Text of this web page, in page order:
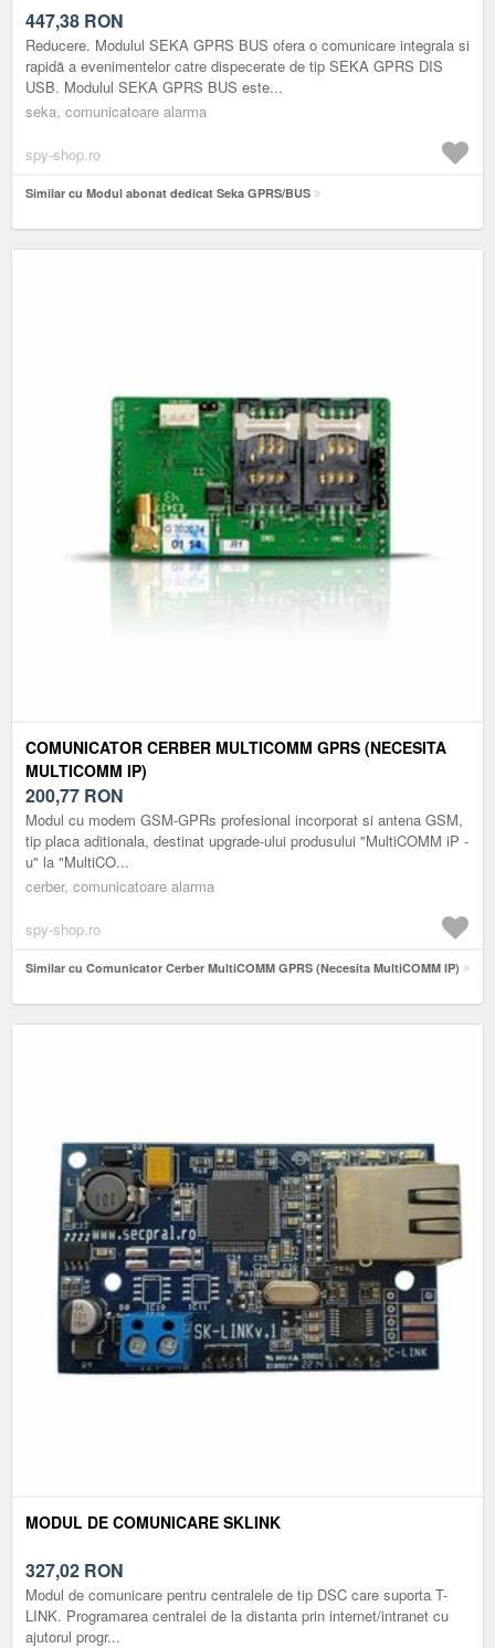
447,38 RON
Reducere. Modulul SEKA GPRS BUS ofera o comunicare integrala si
rapidă a evenimentelor catre dispecerate de tip SEKA GPRS DIS
USB. Modulul SEKA GPRS BUS este...
seka, comunicatoare alarma
spy-shop.ro
Similar cu Modul abonat dedicat Seka GPRS/BUS
COMUNICATOR CERBER MULTICOMM GPRS (NECESITA
MULTICOMM IP)
200,77 RON
Modul cu modem GSM-GPRs profesional incorporat si antena GSM,
tip placa aditionala, destinat upgrade-ului produsului "MultiCOMM iP -
u" la "MultiCO...
cerber, comunicatoare alarma
spy-shop.ro
Similar cu Comunicator Cerber MultiCOMM GPRS (Necesita MultiCOMM IP)
MODUL DE COMUNICARE SKLINK
327,02 RON
Modul de comunicare pentru centralele de tip DSC care suporta T-
LINK. Programarea centralei de la distanta prin internet/intranet cu
ajutorul progr...